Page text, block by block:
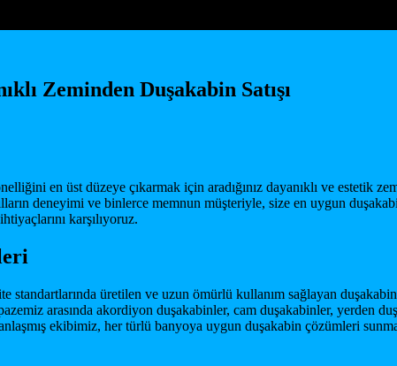
Zeminden Duşakabin Satışı
en üst düzeye çıkarmak için aradığınız dayanıklı ve
deneyimi ve binlerce memnun müşteriyle, size en uygun
karşılıyoruz.
üretilen ve uzun ömürlü kullanım sağlayan
arasında akordiyon duşakabinler, cam duşakabinler, yerden
ekibimiz, her türlü banyoya uygun duşakabin çözümleri